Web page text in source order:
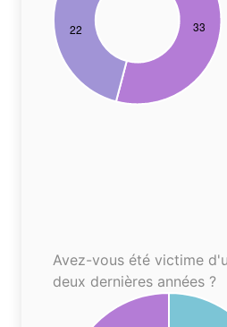
Avez-vous été victime
deux dernières années ?